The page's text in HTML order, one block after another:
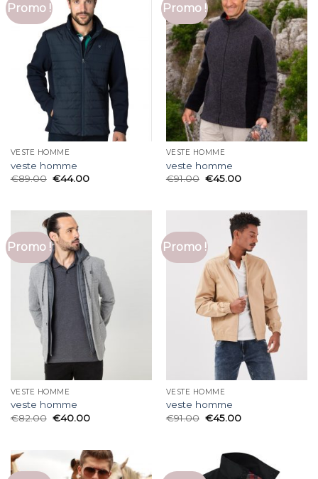
Promo !
VESTE HOMME
veste homme
€89.00 €44.00
Promo !
VESTE HOMME
veste homme
€91.00 €45.00
Promo !
VESTE HOMME
veste homme
€82.00 €40.00
Promo !
VESTE HOMME
veste homme
€91.00 €45.00